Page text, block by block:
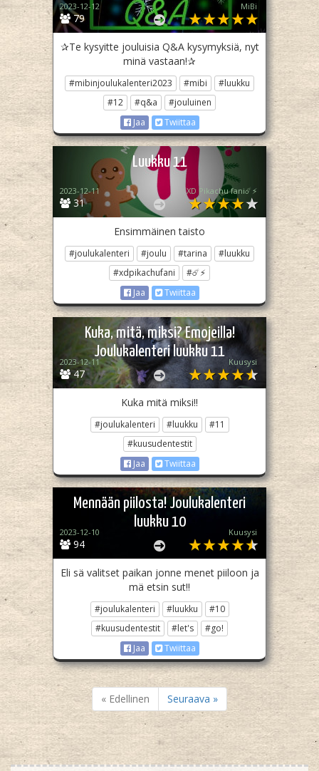
79
2023-12-12 MiBi
✰Te kysyitte jouluisia Q&A kysymyksiä, nyt
minä vastaan!✰
#mibinjoulukalenteri2023 #mibi
#luukku
#12
#q&a
#jouluinen
Jaa
Twiittaa
Luukku 11
31
2023-12-11 XD Pikachu fani☄️⚡
Ensimmäinen taisto
#joulukalenteri #joulu #tarina
#luukku
#xdpikachufani
#☄️⚡
Jaa
Twiittaa
Kuka, mitä, miksi? Emojeilla!
Joulukalenteri luukku 11
47
2023-12-11 Kuusysi
Kuka mitä miksi!!
#joulukalenteri #luukku
#11
#kuusudentestit
Jaa
Twiittaa
Mennään piilosta! Joulukalenteri
luukku 10
94
2023-12-10 Kuusysi
Eli sä valitset paikan jonne menet piiloon ja
mä etsin sut!!
#joulukalenteri #luukku
#10
#kuusudentestit
#let's
#go!
Jaa
Twiittaa
« Edellinen Seuraava »